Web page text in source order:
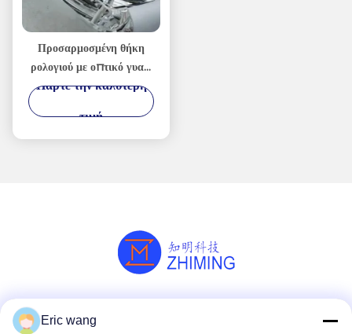
Προσαρμοσμένη θήκη
ρολογιού με οπτικό γυαλί
Sapphire Crystal Bezel
Πάρτε την καλύτερη
τιμή
Eric wang